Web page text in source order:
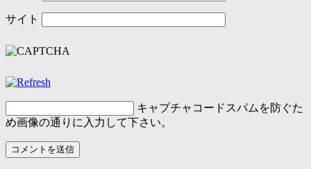
サイト
キャプチャコード スパムを防ぐた
め画像の通りに入力して下さい。